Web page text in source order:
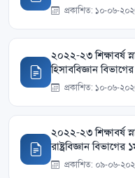
প্রকাশিত: ১০-০৬-
২০২২-২৩ শিক্ষাবর্ষ
হিসাববিজ্ঞান
প্রকাশিত: ১০-০৬-
২০২২-২৩ শিক্ষাবর্ষ
রাষ্ট্রবিজ্ঞান
প্রকাশিত: ০৯-০৬-